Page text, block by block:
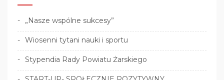
„Nasze wspólne sukcesy”
Wiosenni tytani nauki i sportu
Stypendia Rady Powiatu Żarskiego